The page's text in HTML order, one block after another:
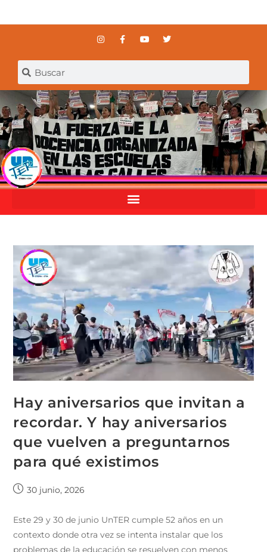
Hay aniversarios que invitan a
recordar. Y hay aniversarios
que vuelven a preguntarnos
para qué existimos
30 junio, 2026
Este 29 y 30 de junio UnTER cumple 52 años en un
contexto donde otra vez se intenta instalar que los
problemas de la educación se resuelven con menos